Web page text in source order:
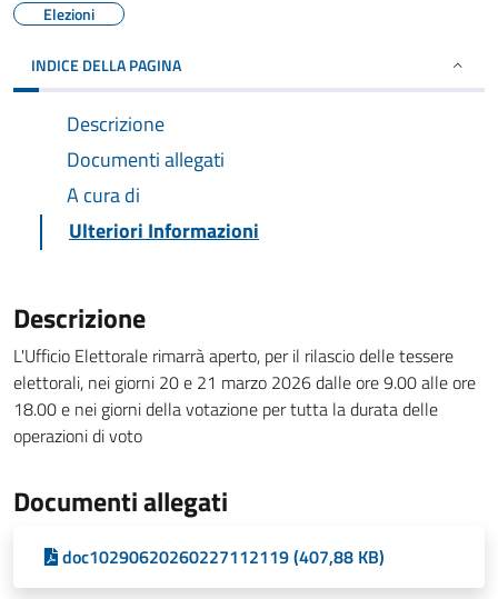
Elezioni
INDICE DELLA PAGINA
Descrizione
Documenti allegati
A cura di
Ulteriori Informazioni
Descrizione
L'Ufficio Elettorale rimarrà aperto, per il rilascio delle tessere
elettorali, nei giorni 20 e 21 marzo 2026 dalle ore 9.00 alle ore
18.00 e nei giorni della votazione per tutta la durata delle
operazioni di voto
Documenti allegati
doc10290620260227112119 (407,88 KB)